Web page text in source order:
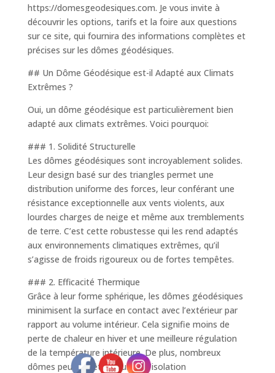
https://domesgeodesiques.com. Je vous invite à
découvrir les options, tarifs et la foire aux questions
sur ce site, qui fournira des informations complètes et
précises sur les dômes géodésiques.
## Un Dôme Géodésique est-il Adapté aux Climats
Extrêmes ?
Oui, un dôme géodésique est particulièrement bien
adapté aux climats extrêmes. Voici pourquoi:
### 1. Solidité Structurelle
Les dômes géodésiques sont incroyablement solides.
Leur design basé sur des triangles permet une
distribution uniforme des forces, leur conférant une
résistance exceptionnelle aux vents violents, aux
lourdes charges de neige et même aux tremblements
de terre. C’est cette robustesse qui les rend adaptés
aux environnements climatiques extrêmes, qu’il
s’agisse de froids rigoureux ou de fortes tempêtes.
### 2. Efficacité Thermique
Grâce à leur forme sphérique, les dômes géodésiques
minimisent la surface en contact avec l’extérieur par
rapport au volume intérieur. Cela signifie moins de
perte de chaleur en hiver et une meilleure régulation
de la température intérieure. De plus, nombreux
dômes peuvent être équipés d’isolation